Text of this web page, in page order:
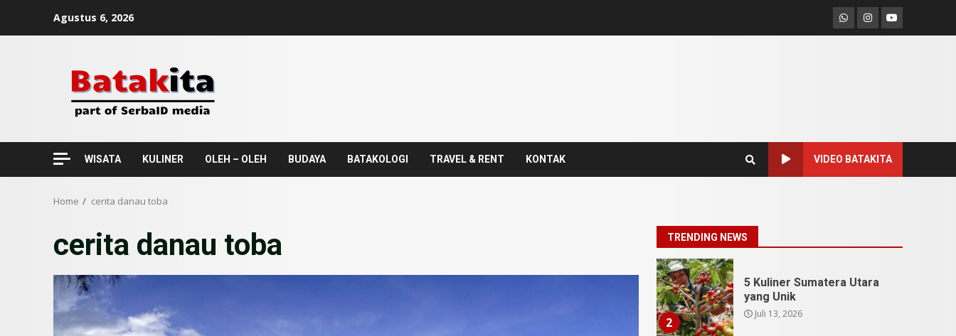
Agustus 6, 2026 Whatsapp
Instagram
Youtube
WISATA KULINER OLEH – OLEH BUDAYA BATAKOLOGI TRAVEL & RENT KONTAK VIDEO BATAKITA
Home cerita danau toba
cerita danau toba TRENDING NEWS
Pesona Sumatera Utara,
Tradisi Rondang Bittang
yang Mendunia
7 April 23, 2026
1
9 Tempat Istimewa
2
5 Kuliner Sumatera Utara
yang Unik
Juli 13, 2026